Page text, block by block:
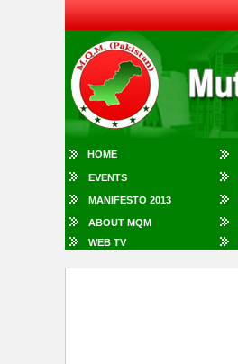
HOME
EVENTS
MANIFESTO 2013
ABOUT MQM
WEB TV